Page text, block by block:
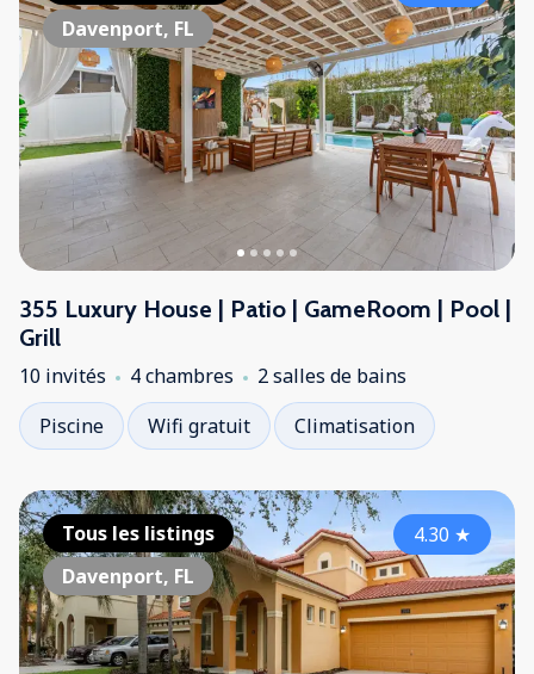
Davenport, FL
355 Luxury House | Patio | GameRoom | Pool |
Grill
10 invités 4 chambres
2 salles de bains
Piscine
Wifi gratuit Climatisation
Tous les listings
Davenport, FL
4.30 ★